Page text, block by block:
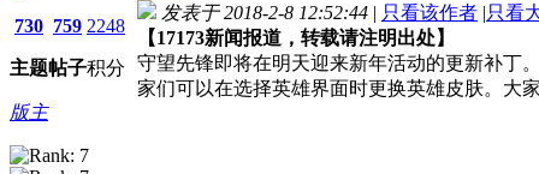
730
主题
759
帖子
2248
积分
版主
发表于 2018-2-8 12:52:44 | 只看该作者 |只看
【17173新闻报道，转载请注明出处】
守望先锋即将在明天迎来新年活动的更新补丁
家们可以在选择英雄界面时更换英雄皮肤。大